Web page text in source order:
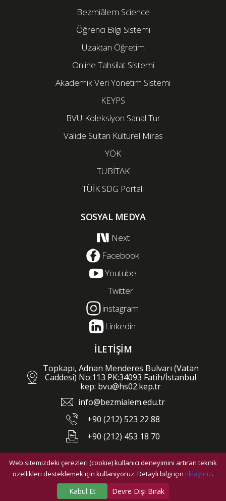
Bezmiâlem Science
Öğrenci Bilgi Sistemi
Uzaktan Öğretim
Online Tahsilat Sistemi
Akademik Veri Yönetim Sistemi
KEYPS
BVU Koleksiyon Sanal Tur
Valide Sultan Kültürel Miras
YÖK
TÜBİTAK
TÜİK SDG Portalı
SOSYAL MEDYA
Next
Facebook
Youtube
Twitter
instagram
Linkedin
İLETİŞİM
Topkapı, Adnan Menderes Bulvarı (Vatan
Caddesi) No:113 PK:34093 Fatih/İstanbul
kep: bvu@hs02.kep.tr
info@bezmialem.edu.tr
+90 (212) 523 22 88
+90 (212) 453 18 70
©2026 Bezmialem Vakıf Üniversitesi - Tüm hakları saklıdır.
Web sitemizdeki çerezleri (cookie) kullanıcı deneyimini artıran teknik
özellikleri desteklemek için kullanıyoruz. Detaylı bilgi için tıklayınız.
Kabul Et Devre Dışı Bırak